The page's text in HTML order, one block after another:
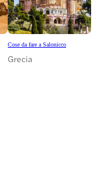
Cose da fare a Salonicco
Grecia